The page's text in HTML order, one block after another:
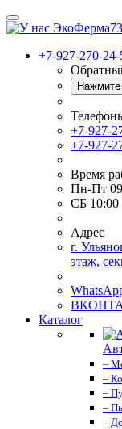
+7-927-270-24-
+7-927-
+7-927-
Время
Пн-Пт
СБ 10:00
Адрес
г.
этаж,
Каталог
–
–
–
–
–